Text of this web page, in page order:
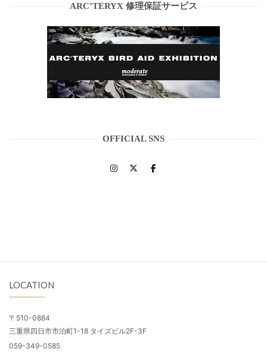
ARC’TERYX 修理保証サービス
OFFICIAL SNS
LOCATION
〒510-0884
三重県四日市市泊町1-18 タイズビル2F-3F
059-349-0585